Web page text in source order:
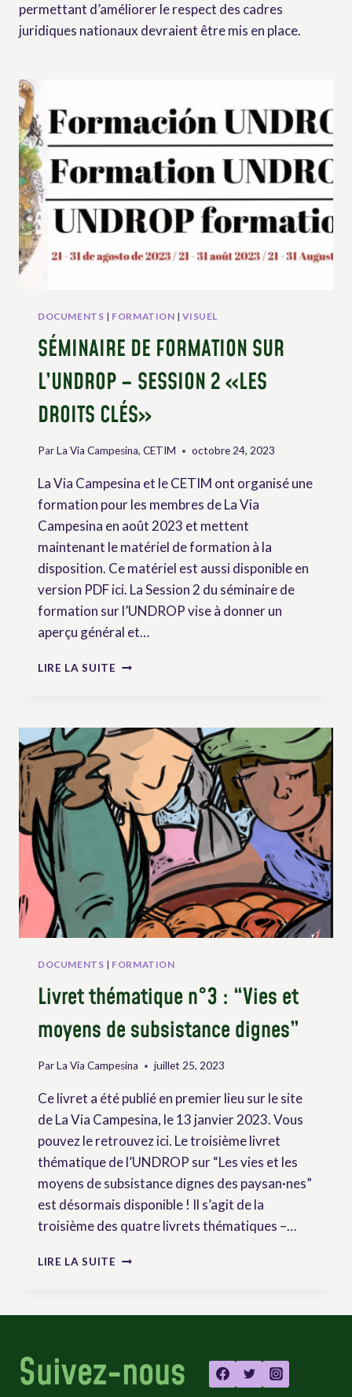
permettant d’améliorer le respect des cadres
juridiques nationaux devraient être mis en place.
DOCUMENTS | FORMATION |VISUEL
SÉMINAIRE DE FORMATION SUR
L’UNDROP – SESSION 2 «LES
DROITS CLÉS»
ParLa Via Campesina, CETIM octobre 24, 2023
La Via Campesina et le CETIM ont organisé une
formation pour les membres de La Via
Campesina en août 2023 et mettent
maintenant le matériel de formation à la
disposition. Ce matériel est aussi disponible en
version PDF ici. La Session 2 du séminaire de
formation sur l’UNDROP vise à donner un
aperçu général et…
LIRE LA SUITE SÉMINAIRE
L’UNDROP
SESSION
«LES
DROITS
CLÉS»
DOCUMENTS | FORMATION
Livret thématique n°3 : “Vies et
moyens de subsistance dignes”
ParLa Via Campesina juillet 25, 2023
Ce livret a été publié en premier lieu sur le site
de La Via Campesina, le 13 janvier 2023. Vous
pouvez le retrouvez ici. Le troisième livret
thématique de l’UNDROP sur “Les vies et les
moyens de subsistance dignes des paysan·nes”
est désormais disponible ! Il s’agit de la
troisième des quatre livrets thématiques –…
LIRE LA SUITE LIVRET
DE
SUBSISTANCE
Suivez-nous